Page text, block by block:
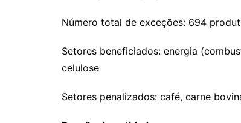
Número total de exceções: 694
Setores beneficiados: energia
celulose
Setores penalizados: café, carne